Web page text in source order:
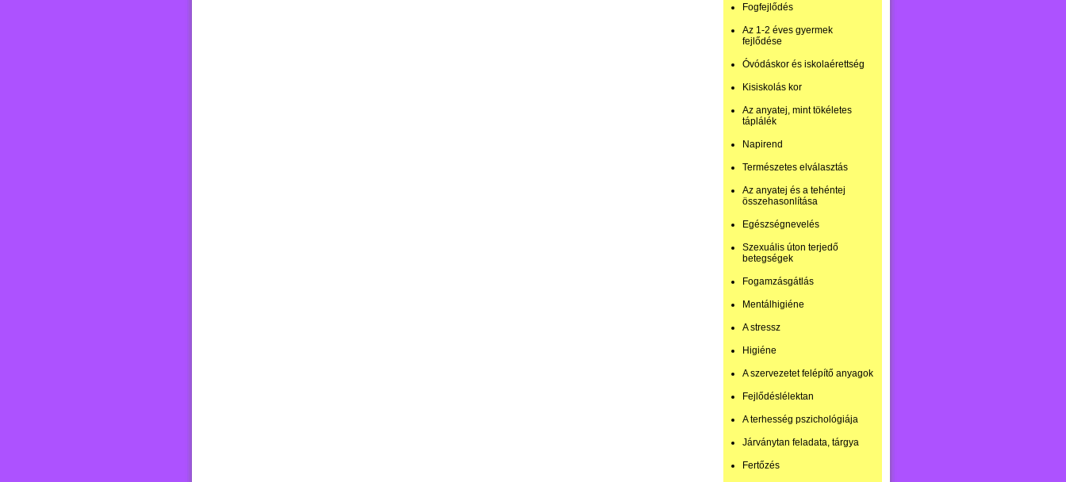
Fogfejlődés
Az 1-2 éves gyermek
fejlődése
Óvódáskor és iskolaérettség
Kisiskolás kor
Az anyatej, mint tökéletes
táplálék
Napirend
Természetes elválasztás
Az anyatej és a tehéntej
összehasonlítása
Egészségnevelés
Szexuális úton terjedő
betegségek
Fogamzásgátlás
Mentálhigiéne
A stressz
Higiéne
A szervezetet felépítő anyagok
Fejlődéslélektan
A terhesség pszichológiája
Járványtan feladata, tárgya
Fertőzés